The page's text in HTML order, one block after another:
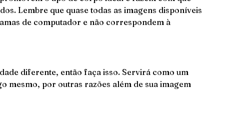
Lembre que quase todas as imagens disponíveis
de computador e não correspondem à
diferente, então faça isso. Servirá como um
mesmo, por outras razões além de sua imagem